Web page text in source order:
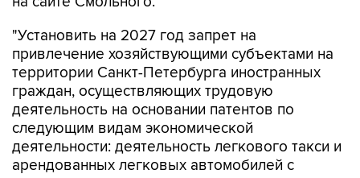
"Установить на 2027 год запрет на
привлечение хозяйствующими субъектами на
территории Санкт-Петербурга иностранных
граждан, осуществляющих трудовую
деятельность на основании патентов по
следующим видам экономической
деятельности: деятельность легкового такси и
арендованных легковых автомобилей с